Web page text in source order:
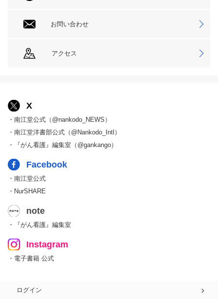
お問い合わせ
アクセス
X
・南江堂公式（@nankodo_NEWS）
・南江堂洋書部公式（@Nankodo_Intl）
・『がん看護』編集室（@gankango）
Facebook
・南江堂公式
・NurSHARE
note
・『がん看護』編集室
Instagram
・電子書籍 公式
ログイン